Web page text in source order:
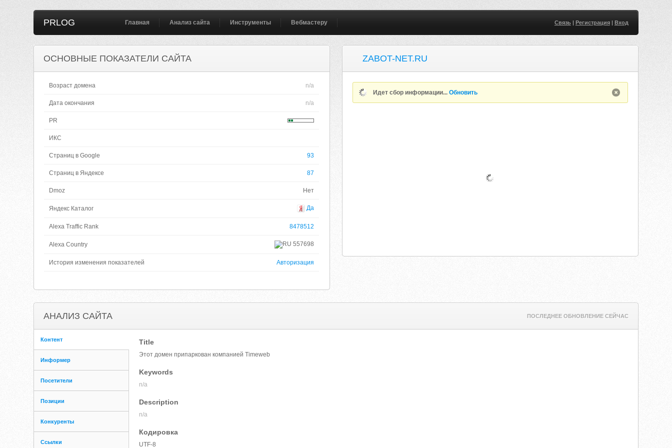
PRLOG Главная Анализ сайта Инструменты Вебмастеру Связь| Регистрация| Вход
ОСНОВНЫЕ ПОКАЗАТЕЛИ САЙТА
Возраст домена n/a
Дата окончания n/a
PR
ИКС
Страниц в Google 93
Страниц в Яндексе 87
Dmoz Нет
Яндекс Каталог Да
Alexa Traffic Rank 8478512
Alexa Country 557698
История изменения показателей Авторизация
ZABOT-NET.RU
Идет сбор информации...Обновить
АНАЛИЗ САЙТА ПОСЛЕДНЕЕ ОБНОВЛЕНИЕ СЕЙЧАС
Контент
Информер
Посетители
Позиции
Конкуренты
Ссылки
Title
Этот домен припаркован компанией Timeweb
Keywords
n/a
Description
n/a
Кодировка
UTF-8